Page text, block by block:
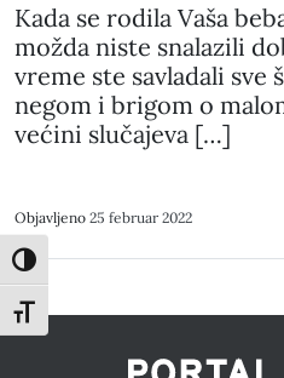
Toggle High Contrast
Toggle Font size
Kada se rodila Vaša
možda niste snalazili
vreme ste savladali sve
negom i brigom o
većini slučajeva […]
Objavljeno 25 februar 2022